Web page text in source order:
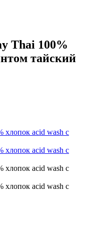
Thai 100%
тайский